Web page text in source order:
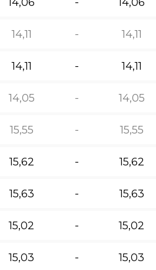
14,11 - 14,11
14,11 - 14,11
14,05 - 14,05
15,55 - 15,55
15,62 - 15,62
15,63 - 15,63
15,02 - 15,02
15,03 - 15,03